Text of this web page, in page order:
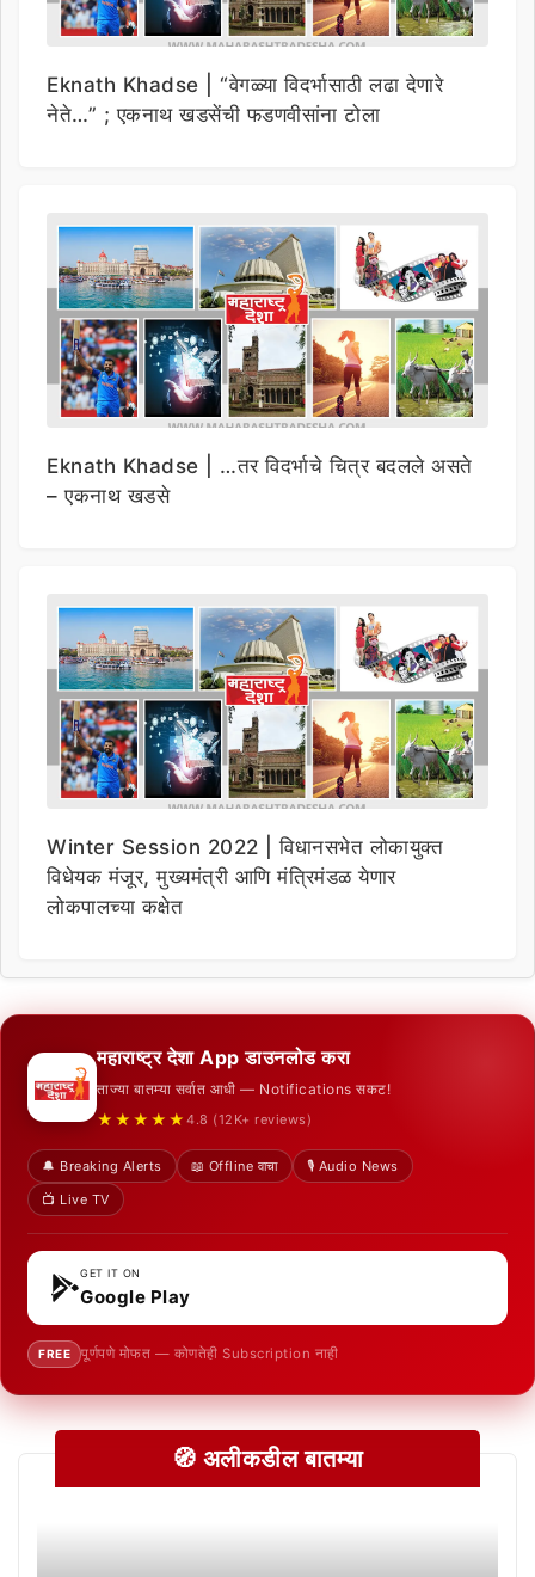
Eknath Khadse | “वेगळ्या विदर्भासाठी लढा देणारे
नेते…” ; एकनाथ खडसेंची फडणवीसांना टोला
Eknath Khadse | …तर विदर्भाचे चित्र बदलले असते
– एकनाथ खडसे
Winter Session 2022 | विधानसभेत लोकायुक्त
विधेयक मंजूर, मुख्यमंत्री आणि मंत्रिमंडळ येणार
लोकपालच्या कक्षेत
महाराष्ट्र देशा App डाउनलोड करा
ताज्या बातम्या सर्वात आधी — Notifications सकट!
★★★★★ 4.8 (12K+ reviews)
🔔 Breaking Alerts 📖 Offline वाचा
🎙️ Audio News
📺 Live TV
GET IT ON
Google Play
FREE पूर्णपणे मोफत — कोणतेही Subscription नाही
🧭 अलीकडील बातम्या